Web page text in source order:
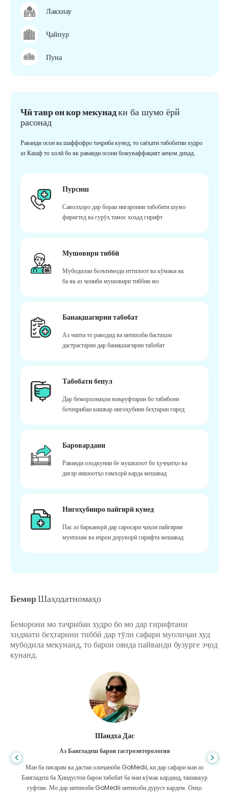
Лакхнау
Ҷайпур
Пуна
Чӣ тавр он кор мекунадки ба шумо ёрй
расонад
Раванди осон ва шаффофро таҷриба кунед, то саёҳати табобатии худро
аз Кашф то холӣ бо як раванди осони бомуваффақият анҷом диҳад.
Пурсиш
Саволҳоро дар бораи нигаронии табобати шумо
фиристед ва гурӯҳ тамос хоҳад гирифт
Мушовири тиббӣ
Мубодилаи боэътимоди иттилоот ва кӯмаки як
ба як аз ҷониби мушовири тиббии мо
Банақшагирии табобат
Аз чипта то раводид ва интихоби бастаҳои
дастрастарин дар банақшагирии табобат
Табобати бепул
Дар беморхонаҳои маъруфтарин бо табибони
ботаҷрибаи кишвар нигоҳубини беҳтарин гиред
Баровардани
Раванди озодкунии бе мушкилот бо ҳуҷҷатҳо ва
дигар иншоотҳо ғамхорӣ карда мешавад
Нигоҳубинро пайгирӣ кунед
Пас аз барканорӣ дар саросари ҷаҳон пайгирии
мунтазам ва иҷрои доруворӣ гирифта мешавад
БеморШаҳодатномаҳо
Беморони мо таҷрибаи худро бо мо дар гирифтани
хидмати беҳтарини тиббӣ дар тӯли сафари муолиҷаи худ
мубодила мекунанд, то барои оянда пайванди бузурге эҷод
кунанд.
Шандха Дас
Аз Бангладеш барои гастроэнтерология
Ман ба писарам ва дастаи олиҷаноби GoMedii, ки дар сафари ман аз
Бангладеш ба Ҳиндустон барои табобат ба ман кӯмак карданд, ташаккур
гуфтам. Мо дар интихоби GoMedii интихоби дуруст кардем. Онҳо